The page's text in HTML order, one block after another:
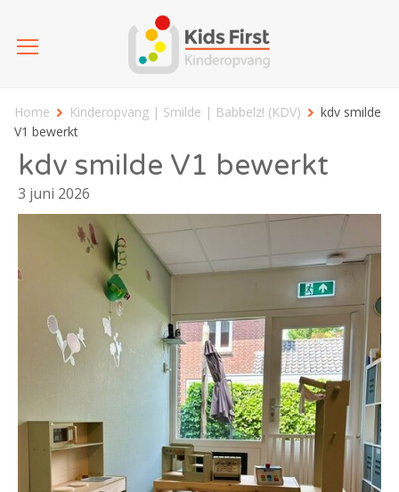
Home Kinderopvang | Smilde | Babbelz! (KDV)
kdv smilde
V1 bewerkt
kdv smilde V1 bewerkt
3 juni 2026